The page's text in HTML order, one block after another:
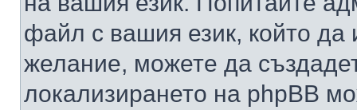
файл с вашия език, който да
желание, можете да
локализирането на phpBB